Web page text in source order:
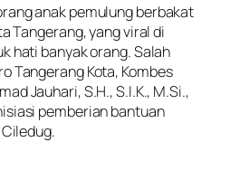
anak pemulung berbakat
Tangerang, yang viral di
hati banyak orang. Salah
Tangerang Kota, Kombes
Jauhari, S.H., S.I.K., M.Si.,
pemberian bantuan